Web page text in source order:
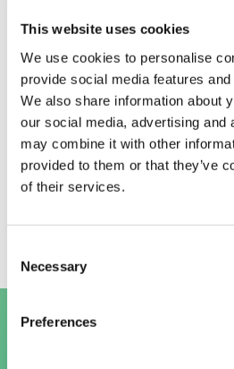
This website uses cookies
We use cookies to personalise
provide social media features
We also share information about
our social media, advertising and
may combine it with other
provided to them or that they’ve
of their services.
Selection
Necessary
Preferences
Meteo
Informazioni relative alla